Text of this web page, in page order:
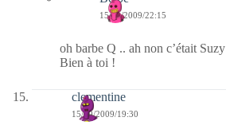
15/09/2009/22:15
oh barbe Q .. ah non c’était Suzy
Bien à toi !
clementine
15/09/2009/19:30